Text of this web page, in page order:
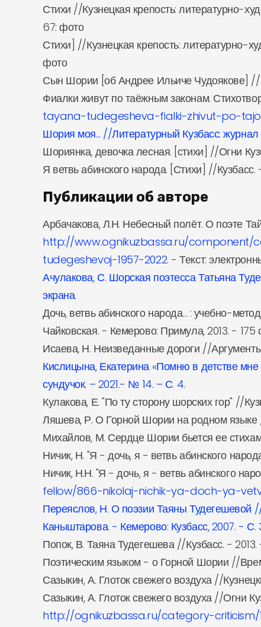
Стихи //Кузнецкая крепость: литературно-
67: фото
Стихи] //Кузнецкая крепость: литературно-
фото
Сын Шории [об Андрее Ильиче Чудоякове] //
Фиалки живут по таёжным законам.
tayana-tudegesheva-fialki-zhivut-po-
Шория моя... //Литературный Кузбасс:
Шориянка, девочка лесная. [стихи] //Огни
Я ветвь абинского народа. [Стихи] //
Публикации об авторе
Арбачакова, Л.Н. Небесный полёт. О поэте
http://www.ognikuzbassa.ru/
tudegeshevoj-1957-2022. - Текст:
Ачулакова, С. Шорская поэтесса Татьяна
экрана.
Дочь, ветвь абинского народа... : учебно-
Чайковская. - Кемерово: Примула, 2013. -
Исаева, Н. Неизведанные дороги //
Кислицына, Екатерина «Помню в детстве
сундучок. – 2021.- № 14. – С. 4.
Кулакова, Е. "По ту сторону шорских гор" //
Ляшева, Р. О Горной Шории на родном
Михайлов, М. Сердце Шории бьется ее
Ничик, Н. "Я - дочь, я - ветвь абинского
Ничик, Н.Н. "Я - дочь, я - ветвь абинского
fellow/866-nikolaj-nichik-ya-doch-ya-
Переяслов, Н. О поэзии Таяны Тудегешевой
Каныштарова. - Кемерово: Кузбасс, 2007. - С.
Попок, В. Таяна Тудегешева //Кузбасс. -
Поэтическим языком - о Горной Шории //
Сазыкин, А. Глоток свежего воздуха //
Сазыкин, А. Глоток свежего воздуха //Огни
http://ognikuzbassa.ru/category-